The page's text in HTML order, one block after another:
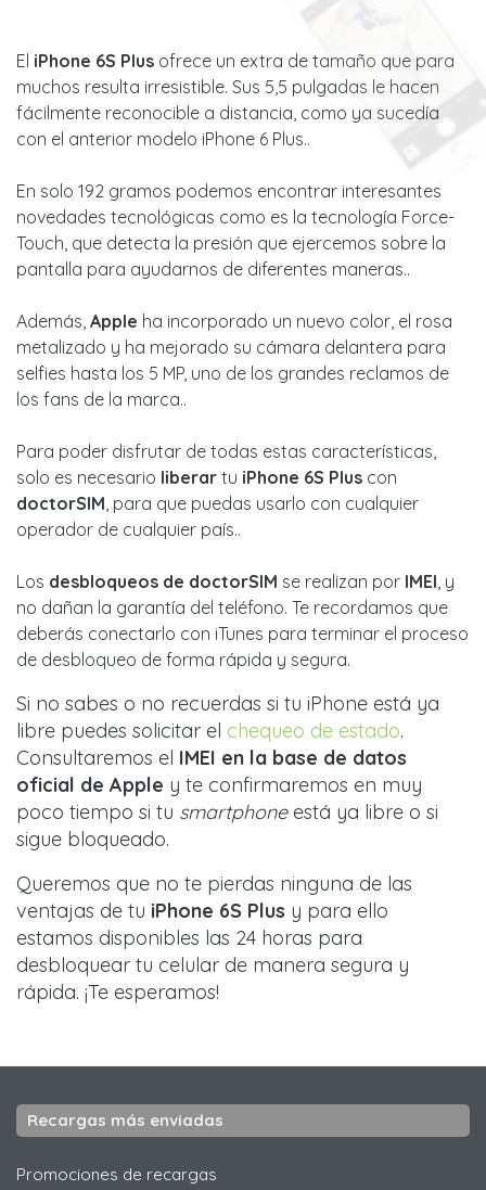
El iPhone 6S Plus ofrece un extra de tamaño que para
muchos resulta irresistible. Sus 5,5 pulgadas le hacen
fácilmente reconocible a distancia, como ya sucedía
con el anterior modelo iPhone 6 Plus..
En solo 192 gramos podemos encontrar interesantes
novedades tecnológicas como es la tecnología Force-
Touch, que detecta la presión que ejercemos sobre la
pantalla para ayudarnos de diferentes maneras..
Además, Apple ha incorporado un nuevo color, el rosa
metalizado y ha mejorado su cámara delantera para
selfies hasta los 5 MP, uno de los grandes reclamos de
los fans de la marca..
Para poder disfrutar de todas estas características,
solo es necesario liberar tu iPhone 6S Plus con
doctorSIM, para que puedas usarlo con cualquier
operador de cualquier país..
Los desbloqueos de doctorSIM se realizan por IMEI, y
no dañan la garantía del teléfono. Te recordamos que
deberás conectarlo con iTunes para terminar el proceso
de desbloqueo de forma rápida y segura.
Si no sabes o no recuerdas si tu iPhone está ya
libre puedes solicitar el chequeo de estado.
Consultaremos el IMEI en la base de datos
oficial de Apple y te confirmaremos en muy
poco tiempo si tu smartphoneestá ya libre o si
sigue bloqueado.
Queremos que no te pierdas ninguna de las
ventajas de tu iPhone 6S Plus y para ello
estamos disponibles las 24 horas para
desbloquear tu celular de manera segura y
rápida. ¡Te esperamos!
Recargas más enviadas
Promociones de recargas